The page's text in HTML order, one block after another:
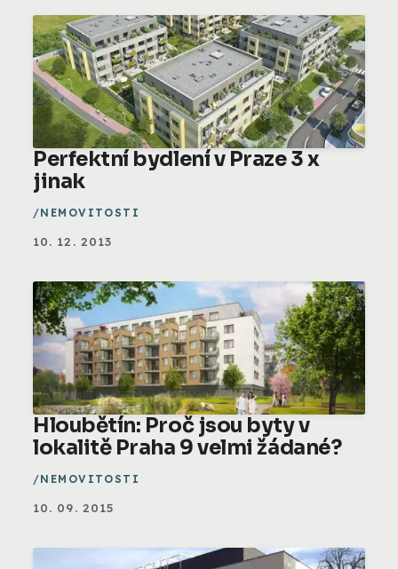
Perfektní bydlení v Praze 3 x
jinak
NEMOVITOSTI
10. 12. 2013
Hloubětín: Proč jsou byty v
lokalitě Praha 9 velmi žádané?
NEMOVITOSTI
10. 09. 2015